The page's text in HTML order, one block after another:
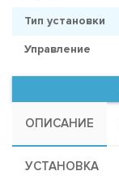
Тип установки
Управление
ОПИСАНИЕ
УСТАНОВКА